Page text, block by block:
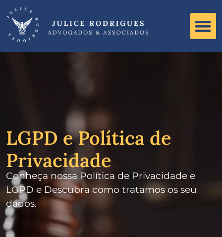
LGPD e Política de
Privacidade
Conheça nossa Política de Privacidade e
LGPD e Descubra como tratamos os seu
dados.